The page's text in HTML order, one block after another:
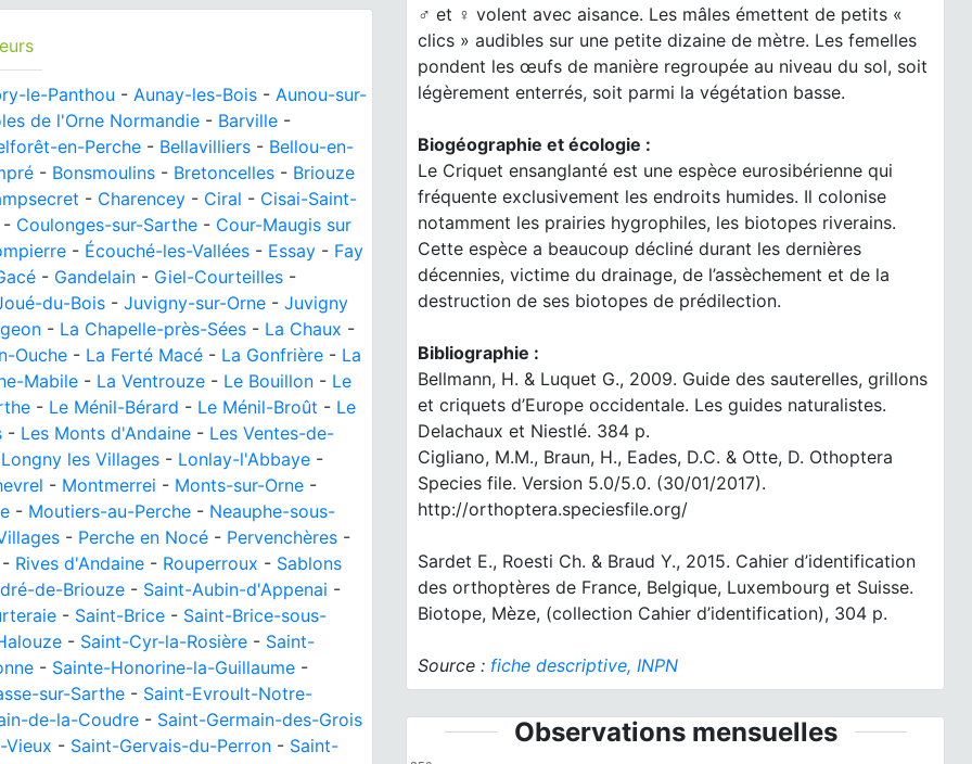
le-Panthou - Aunay-les-Bois - Aunou-sur-
de l'Orne Normandie - Barville -
en-Perche - Bellavilliers - Bellou-en-
- Bonsmoulins - Bretoncelles - Briouze
- Charencey - Ciral - Cisai-Saint-
Coulonges-sur-Sarthe - Cour-Maugis sur
- Écouché-les-Vallées - Essay - Fay
- Gandelain - Giel-Courteilles -
du-Bois - Juvigny-sur-Orne - Juvigny
- La Chapelle-près-Sées - La Chaux -
Ouche - La Ferté Macé - La Gonfrière - La
Mabile - La Ventrouze - Le Bouillon - Le
- Le Ménil-Bérard - Le Ménil-Broût - Le
- Les Monts d'Andaine - Les Ventes-de-
Longny les Villages - Lonlay-l'Abbaye -
- Montmerrei - Monts-sur-Orne -
- Moutiers-au-Perche - Neauphe-sous-
- Perche en Nocé - Pervenchères -
Rives d'Andaine - Rouperroux - Sablons
de-Briouze - Saint-Aubin-d'Appenai -
- Saint-Brice - Saint-Brice-sous-
- Saint-Cyr-la-Rosière - Saint-
- Sainte-Honorine-la-Guillaume -
sur-Sarthe - Saint-Evroult-Notre-
de-la-Coudre - Saint-Germain-des-Grois
Vieux - Saint-Gervais-du-Perron - Saint-
♂ et ♀ volent avec aisance. Les mâles émettent de petits «
clics » audibles sur une petite dizaine de mètre. Les femelles
pondent les œufs de manière regroupée au niveau du sol, soit
légèrement enterrés, soit parmi la végétation basse.
Biogéographie et écologie :
Le Criquet ensanglanté est une espèce eurosibérienne qui
fréquente exclusivement les endroits humides. Il colonise
notamment les prairies hygrophiles, les biotopes riverains.
Cette espèce a beaucoup décliné durant les dernières
décennies, victime du drainage, de l’assèchement et de la
destruction de ses biotopes de prédilection.
Bibliographie :
Bellmann, H. & Luquet G., 2009. Guide des sauterelles, grillons
et criquets d’Europe occidentale. Les guides naturalistes.
Delachaux et Niestlé. 384 p.
Cigliano, M.M., Braun, H., Eades, D.C. & Otte, D. Othoptera
Species file. Version 5.0/5.0. (30/01/2017).
http://orthoptera.speciesfile.org/
Sardet E., Roesti Ch. & Braud Y., 2015. Cahier d’identification
des orthoptères de France, Belgique, Luxembourg et Suisse.
Biotope, Mèze, (collection Cahier d’identification), 304 p.
Source : fiche descriptive, INPN
Observations mensuelles